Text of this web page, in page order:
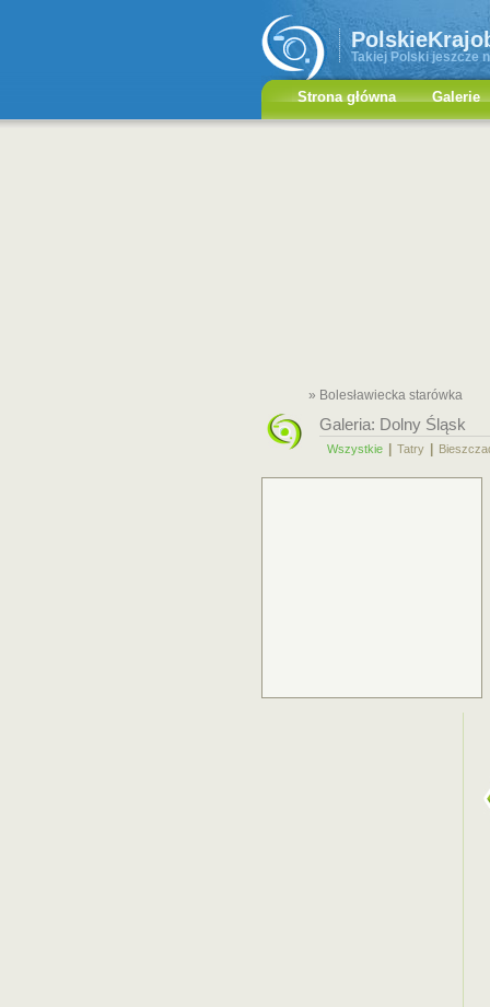
Takiej Polski jeszcze
Strona główna Galerie
» Bolesławiecka starówka
Galeria: Dolny Śląsk
Wszystkie Tatry